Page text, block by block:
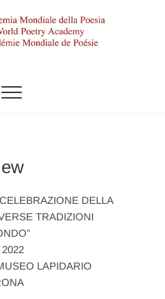
POESIA
DELLA
TRADIZIONI
LAPIDARIO